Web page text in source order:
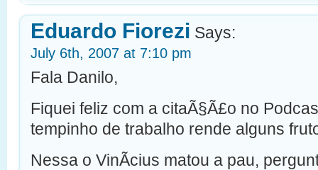
Eduardo Fiorezi Says:
July 6th, 2007 at 7:10 pm
Fala Danilo,
Fiquei feliz com a citaÃ§Ã£o no
tempinho de trabalho rende alguns
Nessa o VinÃ­cius matou a pau,